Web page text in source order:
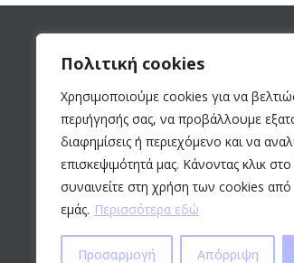
Πολιτική cookies
Χρησιμοποιούμε cookies για να
περιήγησής σας, να προβάλλουμε
διαφημίσεις ή περιεχόμενο και να
επισκεψιμότητά μας. Κάνοντας κλικ
συναινείτε στη χρήση των cookies από
εμάς. Περισσότερα εδώ
Προσαρμογή Απόρριψη
DR. BOUNTI
Αισθητική και επανορθωτική
Πλαστική χειρουργική.